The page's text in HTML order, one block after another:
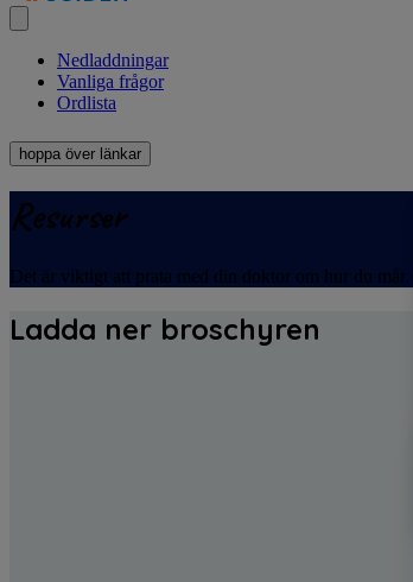
Nedladdningar
Vanliga frågor
Ordlista
hoppa över länkar
Resurser
Det är viktigt att prata med din doktor om hur du
Ladda ner broschyren